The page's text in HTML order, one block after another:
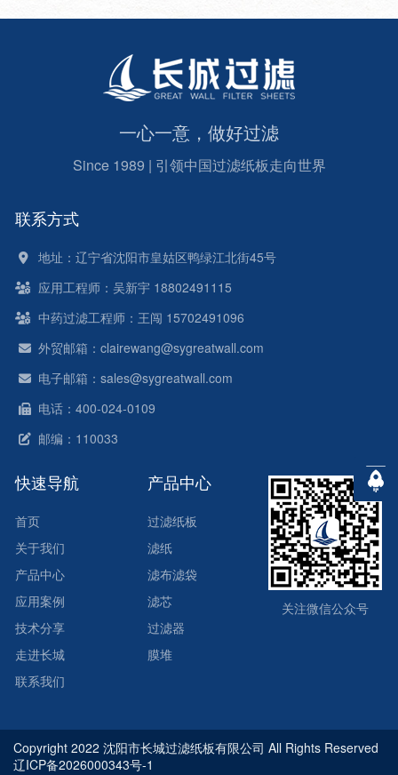
清、精细到减菌的过
一心一意，做好过滤
Since 1989 | 引领中国过滤纸板走向世界
联系方式
地址：辽宁省沈阳市皇姑区鸭绿江北街45号
应用工程师：吴新宇 18802491115
中药过滤工程师：王闯 15702491096
外贸邮箱：clairewang@sygreatwall.com
电子邮箱：sales@sygreatwall.com
电话：400-024-0109
邮编：110033
快速导航
首页
关于我们
产品中心
应用案例
技术分享
走进长城
联系我们
产品中心
过滤纸板
滤纸
滤布滤袋
滤芯
过滤器
膜堆
关注微信公众号
Copyright 2022 沈阳市长城过滤纸板有限公司 All Rights Reserved
辽ICP备2026000343号-1